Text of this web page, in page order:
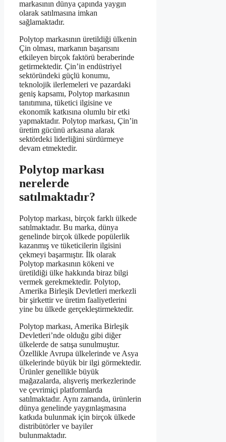
markasının dünya çapında yaygın
olarak satılmasına imkan
sağlamaktadır.
Polytop markasının üretildiği ülkenin
Çin olması, markanın başarısını
etkileyen birçok faktörü beraberinde
getirmektedir. Çin’in endüstriyel
sektöründeki güçlü konumu,
teknolojik ilerlemeleri ve pazardaki
geniş kapsamı, Polytop markasının
tanıtımına, tüketici ilgisine ve
ekonomik katkısına olumlu bir etki
yapmaktadır. Polytop markası, Çin’in
üretim gücünü arkasına alarak
sektördeki liderliğini sürdürmeye
devam etmektedir.
Polytop markası
nerelerde
satılmaktadır?
Polytop markası, birçok farklı ülkede
satılmaktadır. Bu marka, dünya
genelinde birçok ülkede popülerlik
kazanmış ve tüketicilerin ilgisini
çekmeyi başarmıştır. İlk olarak
Polytop markasının kökeni ve
üretildiği ülke hakkında biraz bilgi
vermek gerekmektedir. Polytop,
Amerika Birleşik Devletleri merkezli
bir şirkettir ve üretim faaliyetlerini
yine bu ülkede gerçekleştirmektedir.
Polytop markası, Amerika Birleşik
Devletleri’nde olduğu gibi diğer
ülkelerde de satışa sunulmuştur.
Özellikle Avrupa ülkelerinde ve Asya
ülkelerinde büyük bir ilgi görmektedir.
Ürünler genellikle büyük
mağazalarda, alışveriş merkezlerinde
ve çevrimiçi platformlarda
satılmaktadır. Aynı zamanda, ürünlerin
dünya genelinde yaygınlaşmasına
katkıda bulunmak için birçok ülkede
distribütörler ve bayiler
bulunmaktadır.